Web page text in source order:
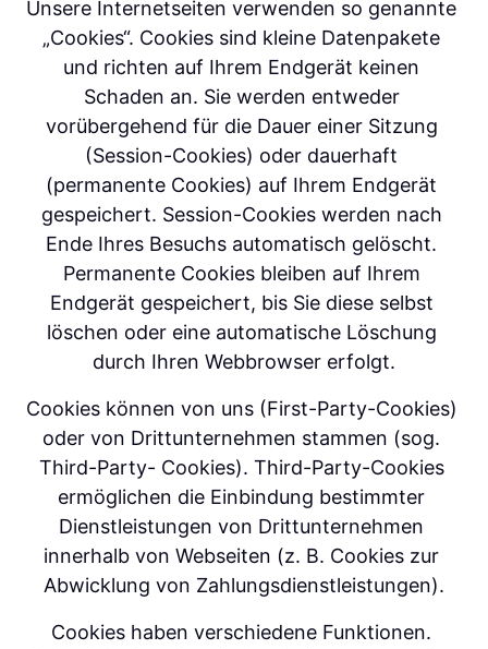
Unsere Internetseiten verwenden so genannte
„Cookies“. Cookies sind kleine Datenpakete
und richten auf Ihrem Endgerät keinen
Schaden an. Sie werden entweder
vorübergehend für die Dauer einer Sitzung
(Session-Cookies) oder dauerhaft
(permanente Cookies) auf Ihrem Endgerät
gespeichert. Session-Cookies werden nach
Ende Ihres Besuchs automatisch gelöscht.
Permanente Cookies bleiben auf Ihrem
Endgerät gespeichert, bis Sie diese selbst
löschen oder eine automatische Löschung
durch Ihren Webbrowser erfolgt.
Cookies können von uns (First-Party-Cookies)
oder von Drittunternehmen stammen (sog.
Third-Party- Cookies). Third-Party-Cookies
ermöglichen die Einbindung bestimmter
Dienstleistungen von Drittunternehmen
innerhalb von Webseiten (z. B. Cookies zur
Abwicklung von Zahlungsdienstleistungen).
Cookies haben verschiedene Funktionen.